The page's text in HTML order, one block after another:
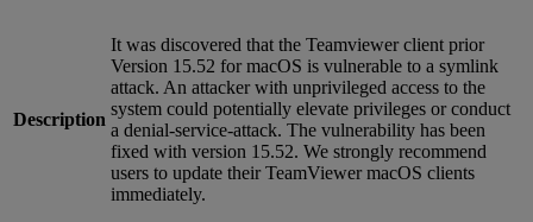
Description
It was discovered that the Teamviewer client prior
Version 15.52 for macOS is vulnerable to a symlink
attack. An attacker with unprivileged access to the
system could potentially elevate privileges or conduct
a denial-service-attack. The vulnerability has been
fixed with version 15.52. We strongly recommend
users to update their TeamViewer macOS clients
immediately.